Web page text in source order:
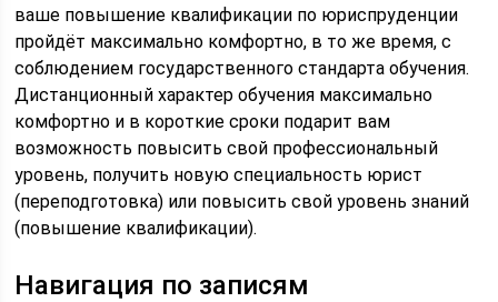
ваше повышение квалификации по юриспруденции
пройдёт максимально комфортно, в то же время, с
соблюдением государственного стандарта обучения.
Дистанционный характер обучения максимально
комфортно и в короткие сроки подарит вам
возможность повысить свой профессиональный
уровень, получить новую специальность юрист
(переподготовка) или повысить свой уровень знаний
(повышение квалификации).
Навигация по записям